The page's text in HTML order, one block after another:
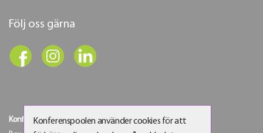
Konferenspoolen använder cookies för att
Följ oss gärna
Konferenspoolen Sverige AB